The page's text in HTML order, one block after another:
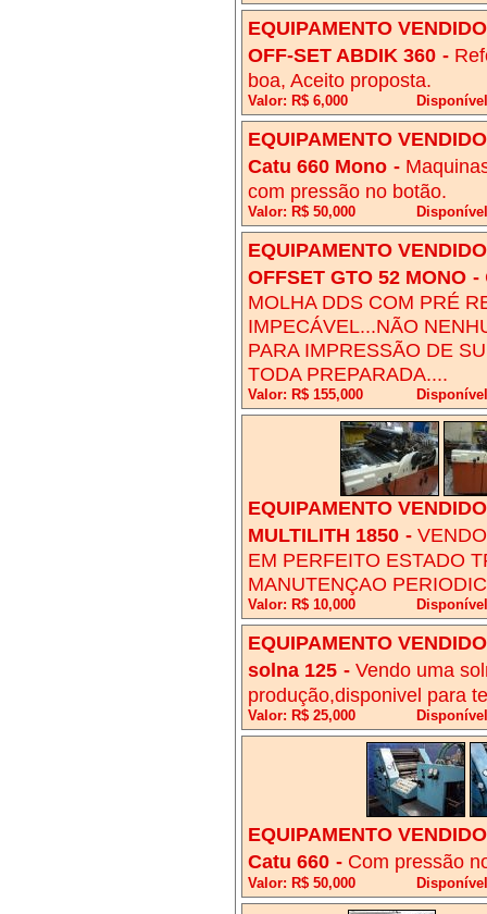
EQUIPAMENTO
OFF-SET ABDIK 360 -
boa, Aceito proposta.
Valor: R$ 6,000
EQUIPAMENTO
Catu 660 Mono -
com pressão no botão.
Valor: R$ 50,000
EQUIPAMENTO
OFFSET GTO 52 MONO -
MOLHA DDS COM PRÉ
IMPECÁVEL...NÃO
PARA IMPRESSÃO DE
TODA PREPARADA....
Valor: R$ 155,000
EQUIPAMENTO
MULTILITH 1850 -
EM PERFEITO ESTADO
MANUTENÇAO
Valor: R$ 10,000
EQUIPAMENTO
solna 125 - Vendo uma
produção,disponivel para
Valor: R$ 25,000
EQUIPAMENTO
Catu 660 - Com pressão
Valor: R$ 50,000